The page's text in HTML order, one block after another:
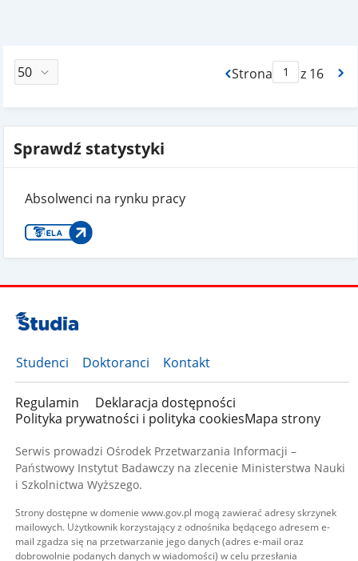
Strona
Max Stronaz 16
Sprawdź statystyki
Absolwenci na rynku pracy
Studenci Doktoranci Kontakt
Regulamin
Deklaracja dostępności
Polityka prywatności i polityka cookiesMapa strony
Serwis prowadzi Ośrodek Przetwarzania Informacji –
Państwowy Instytut Badawczy na zlecenie Ministerstwa Nauki
i Szkolnictwa Wyższego.
Strony dostępne w domenie www.gov.pl mogą zawierać adresy skrzynek
mailowych. Użytkownik korzystający z odnośnika będącego adresem e-
mail zgadza się na przetwarzanie jego danych (adres e-mail oraz
dobrowolnie podanych danych w wiadomości) w celu przesłania